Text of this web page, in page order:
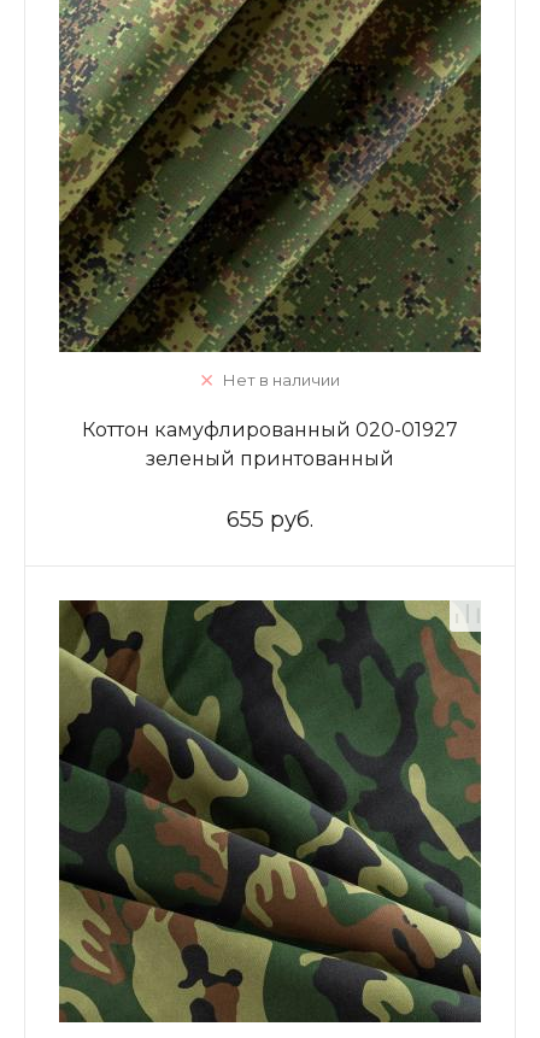
Нет в наличии
Коттон камуфлированный 020-01927
зеленый принтованный
655 руб.